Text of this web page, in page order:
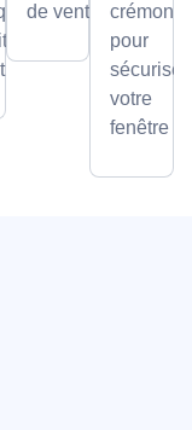
de vente.
crémone
pour
sécuriser
votre
fenêtre